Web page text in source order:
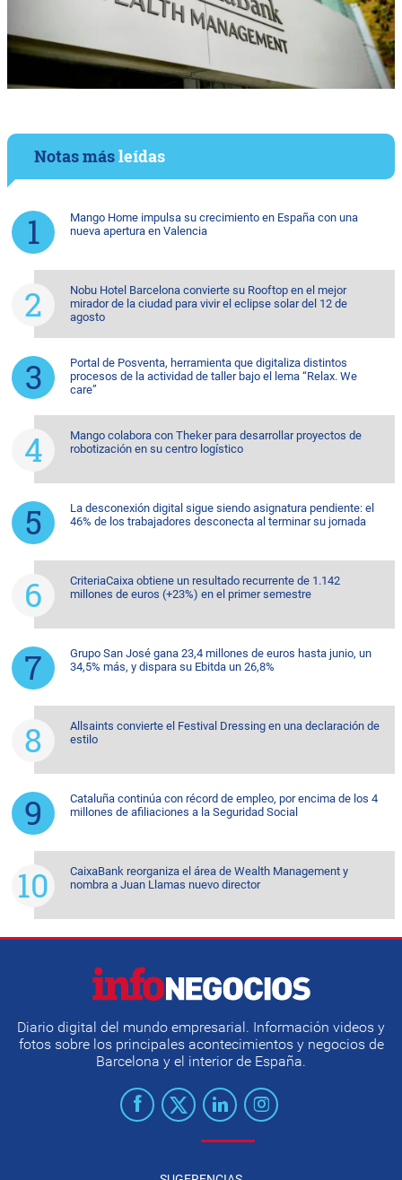
Notas másleídas
Mango Home impulsa su crecimiento en España con una
nueva apertura en Valencia
Nobu Hotel Barcelona convierte su Rooftop en el mejor
mirador de la ciudad para vivir el eclipse solar del 12 de
agosto
Portal de Posventa, herramienta que digitaliza distintos
procesos de la actividad de taller bajo el lema “Relax. We
care”
Mango colabora con Theker para desarrollar proyectos de
robotización en su centro logístico
La desconexión digital sigue siendo asignatura pendiente: el
46% de los trabajadores desconecta al terminar su jornada
CriteriaCaixa obtiene un resultado recurrente de 1.142
millones de euros (+23%) en el primer semestre
Grupo San José gana 23,4 millones de euros hasta junio, un
34,5% más, y dispara su Ebitda un 26,8%
Allsaints convierte el Festival Dressing en una declaración de
estilo
Cataluña continúa con récord de empleo, por encima de los 4
millones de afiliaciones a la Seguridad Social
CaixaBank reorganiza el área de Wealth Management y
nombra a Juan Llamas nuevo director
Diario digital del mundo empresarial. Información videos y
fotos sobre los principales acontecimientos y negocios de
Barcelona y el interior de España.